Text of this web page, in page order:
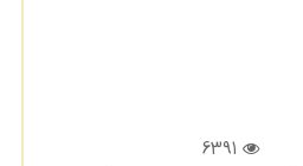
6391